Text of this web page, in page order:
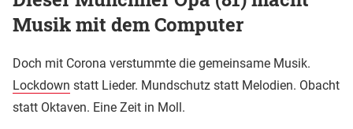
Musik mit dem Computer
Doch mit Corona verstummte die gemeinsame Musik.
Lockdown statt Lieder. Mundschutz statt Melodien. Obacht
statt Oktaven. Eine Zeit in Moll.